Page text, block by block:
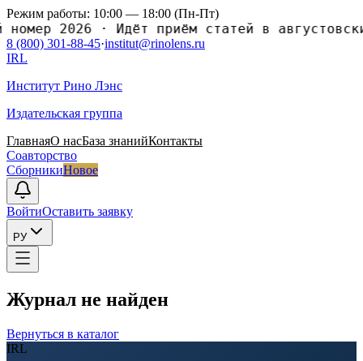
Режим работы: 10:00 — 18:00 (Пн-Пт)
2026·Идёт приём статей в августовский
8 (800) 301-88-45·institut@rinolens.ru
IRL
Институт Рино Лэнс
Издательская группа
ГлавнаяО насБаза знанийКонтакты
Соавторство
СборникиНовое
ВойтиОставить заявку
РУ
Журнал не найден
Вернуться в каталог
IRL